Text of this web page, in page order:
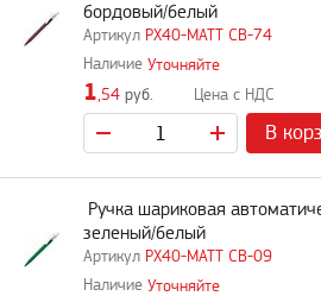
PX40-MATT CB-74
бордовый/белый
Уточняйте
1,54 руб.
В
PX40-MATT CB-09
Ручка шариковая
зеленый/белый
Уточняйте